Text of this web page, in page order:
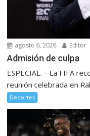
agosto 6, 2026 Editor
Admisión de culpa
ESPECIAL. – La FIFA
reunión celebrada en
Deportes